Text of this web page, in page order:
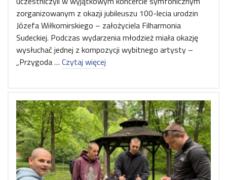
zorganizowanym z okazji jubileuszu 100-lecia urodzin
Józefa Wiłkomirskiego – założyciela Filharmonia
Sudeckiej. Podczas wydarzenia młodzież miała okazję
wysłuchać jednej z kompozycji wybitnego artysty –
„Przygoda … Czytaj więcej